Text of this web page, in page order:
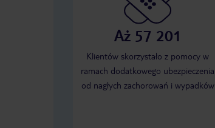
Aż 57 201
Klientów skorzystało z pomocy w
ramach dodatkowego ubezpieczenia
od nagłych zachorowań i wypadków